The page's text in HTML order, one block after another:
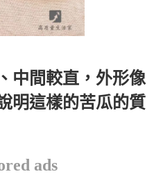
中間較直，外形像
明這樣的苦瓜的質
ads